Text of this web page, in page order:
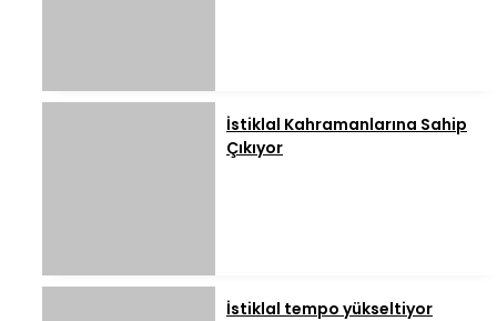
İstiklal Kahramanlarına Sahip
Çıkıyor
İstiklal tempo yükseltiyor